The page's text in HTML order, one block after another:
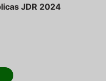
JDR 2024